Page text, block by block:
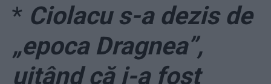
* Ciolacu s-a dezis de
„epoca Dragnea”,
uitând că i-a fost